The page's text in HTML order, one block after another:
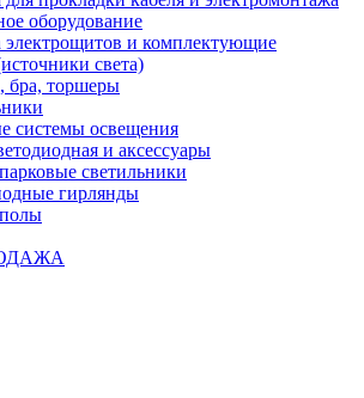
оборудование
электрощитов и комплектующие
света)
бра, торшеры
системы освещения
и аксессуары
светильники
гирлянды